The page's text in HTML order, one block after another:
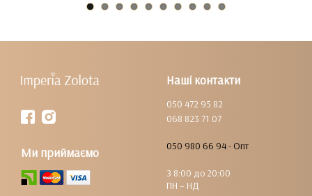
Наші контакти
050 472 95 82
068 823 71 07
050 980 66 94 - Опт
З 8:00 до 20:00
ПН – НД
Ми приймаємо